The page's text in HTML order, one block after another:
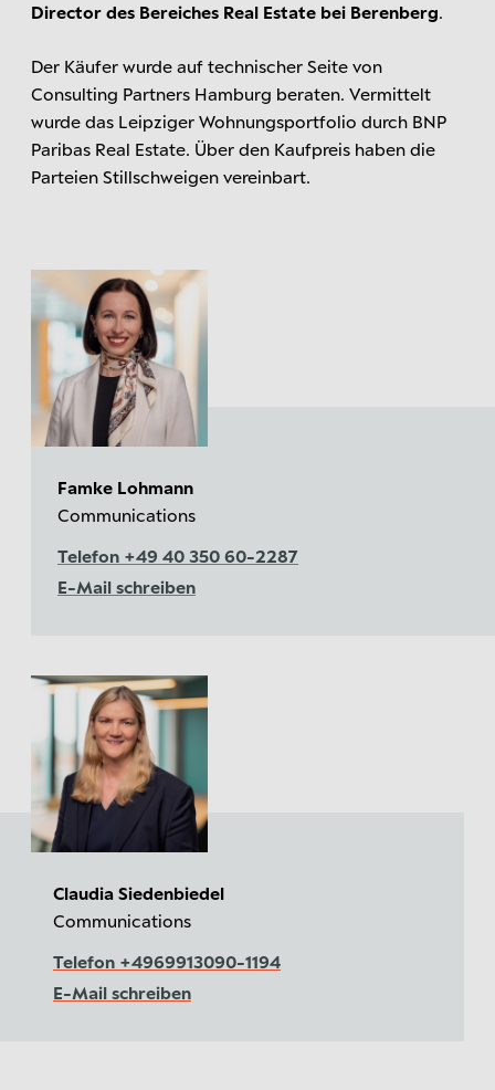
Director des Bereiches Real Estate bei Berenberg.
Der Käufer wurde auf technischer Seite von
Consulting Partners Hamburg beraten. Vermittelt
wurde das Leipziger Wohnungsportfolio durch BNP
Paribas Real Estate. Über den Kaufpreis haben die
Parteien Stillschweigen vereinbart.
Famke Lohmann
Communications
Telefon +49 40 350 60-2287
E-Mail schreiben
Claudia Siedenbiedel
Communications
Telefon +4969913090-1194
E-Mail schreiben